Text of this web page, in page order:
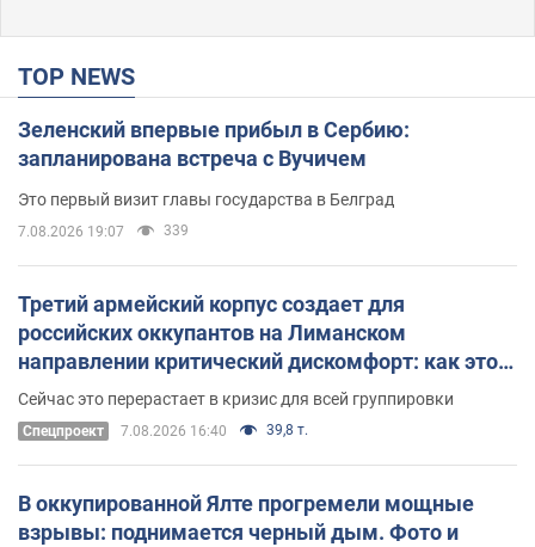
TOP NEWS
Зеленский впервые прибыл в Сербию:
запланирована встреча с Вучичем
Это первый визит главы государства в Белград
7.08.2026 19:07 339
Третий армейский корпус создает для
российских оккупантов на Лиманском
направлении критический дискомфорт: как это
удалось
Сейчас это перерастает в кризис для всей группировки
Спецпроект 7.08.2026 16:40 39,8 т.
В оккупированной Ялте прогремели мощные
взрывы: поднимается черный дым. Фото и